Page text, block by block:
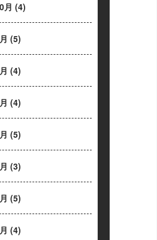
月 (4)
(5)
(4)
(4)
(5)
(3)
(5)
(4)